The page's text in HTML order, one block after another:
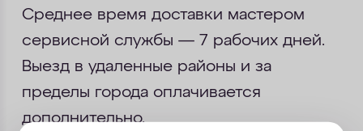
Среднее время доставки мастером
сервисной службы — 7 рабочих дней.
Выезд в удаленные районы и за
пределы города оплачивается
дополнительно.